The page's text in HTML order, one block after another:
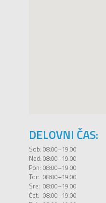
DELOVNI ČAS:
Sob: 08:00–19:00
Ned: 08:00–19:00
Pon: 08:00–19:00
Tor: 08:00–19:00
Sre: 08:00–19:00
Čet: 08:00–19:00